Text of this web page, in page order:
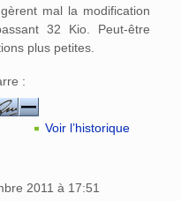
mal la modification
32 Kio. Peut-être
plus petites.
:
Voir l’historique
2011 à 17:51